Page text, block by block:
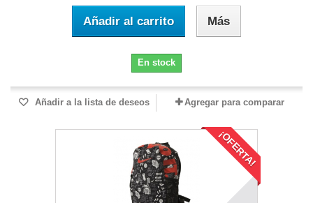
Añadir al carrito Más
En stock
Añadir a la lista de deseos Agregar para comparar
¡OFERTA!